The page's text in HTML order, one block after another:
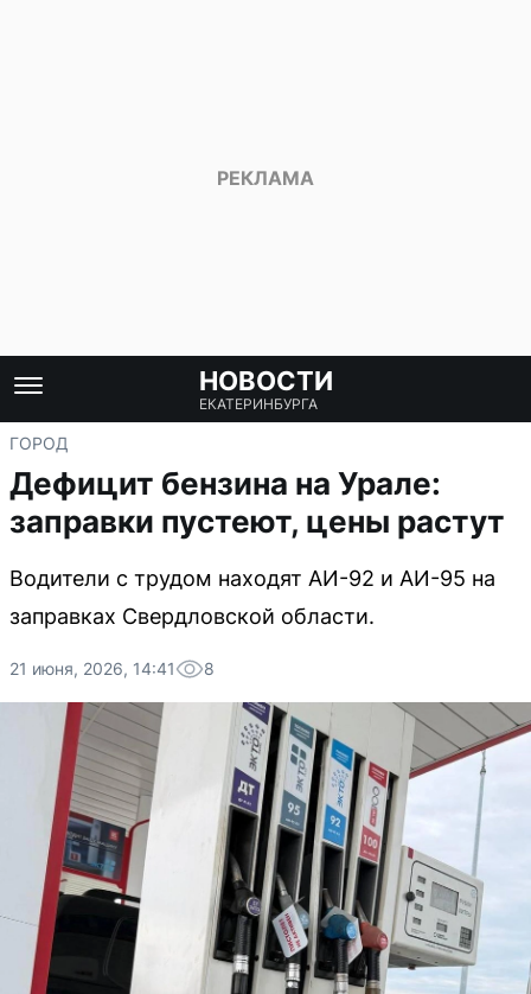
НОВОСТИ
ЕКАТЕРИНБУРГА
ГОРОД
Дефицит бензина на Урале:
заправки пустеют, цены растут
Водители с трудом находят АИ-92 и АИ-95 на
заправках Свердловской области.
21 июня, 2026, 14:41 8